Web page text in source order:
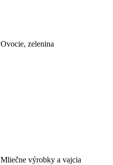
Ovocie, zelenina
Mliečne výrobky a vajcia